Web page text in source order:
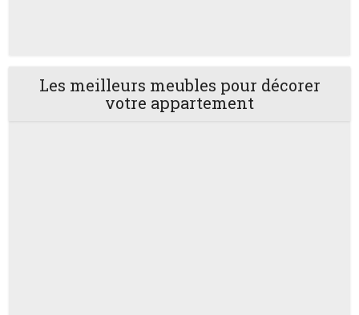
Les meilleurs meubles pour décorer
votre appartement